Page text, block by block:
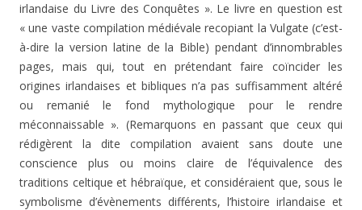
irlandaise du Livre des Conquêtes ». Le livre en question est
« une vaste compilation médiévale recopiant la Vulgate (c’est-
à-dire la version latine de la Bible) pendant d’innombrables
pages, mais qui, tout en prétendant faire coïncider les
origines irlandaises et bibliques n’a pas suffisamment altéré
ou remanié le fond mythologique pour le rendre
méconnaissable ». (Remarquons en passant que ceux qui
rédigèrent la dite compilation avaient sans doute une
conscience plus ou moins claire de l’équivalence des
traditions celtique et hébraïque, et considéraient que, sous le
symbolisme d’évènements différents, l’histoire irlandaise et